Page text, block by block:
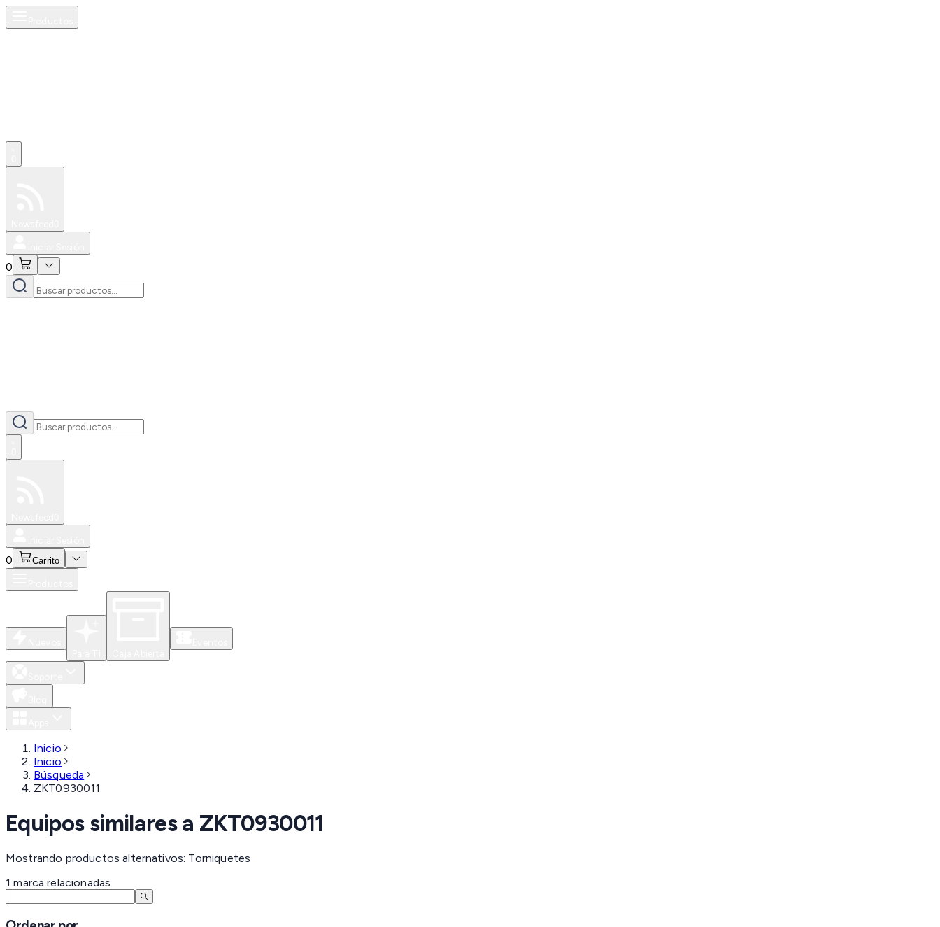
0
0 Carrito
Inicio
Inicio
Búsqueda
ZKT0930011
Equipos similares a ZKT0930011
Mostrando productos alternativos: Torniquetes
1 marca relacionadas